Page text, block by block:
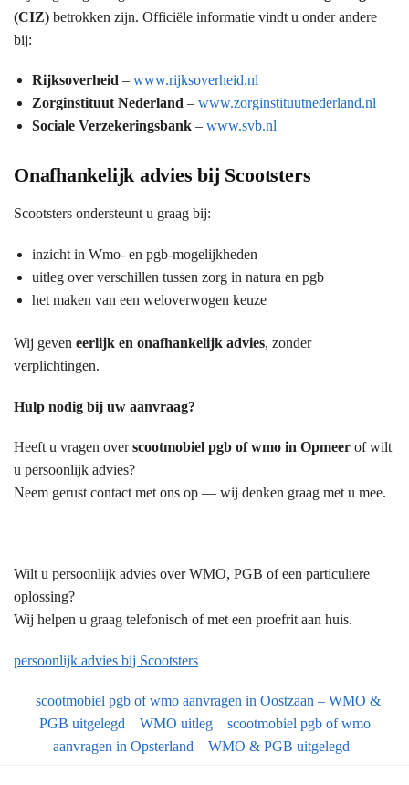
(CIZ) betrokken zijn. Officiële informatie vindt u onder andere
bij:
Rijksoverheid – www.rijksoverheid.nl
Zorginstituut Nederland – www.zorginstituutnederland.nl
Sociale Verzekeringsbank – www.svb.nl
Onafhankelijk advies bij Scootsters
Scootsters ondersteunt u graag bij:
inzicht in Wmo- en pgb-mogelijkheden
uitleg over verschillen tussen zorg in natura en pgb
het maken van een weloverwogen keuze
Wij geven eerlijk en onafhankelijk advies, zonder
verplichtingen.
Hulp nodig bij uw aanvraag?
Heeft u vragen overscootmobiel pgb of wmo in Opmeer of wilt
u persoonlijk advies?
Neem gerust contact met ons op — wij denken graag met u mee.
Wilt u persoonlijk advies over WMO, PGB of een particuliere
oplossing?
Wij helpen u graag telefonisch of met een proefrit aan huis.
persoonlijk advies bij Scootsters
scootmobiel pgb of wmo aanvragen in Oostzaan – WMO &
PGB uitgelegd
WMO uitleg
scootmobiel pgb of wmo
aanvragen in Opsterland – WMO & PGB uitgelegd